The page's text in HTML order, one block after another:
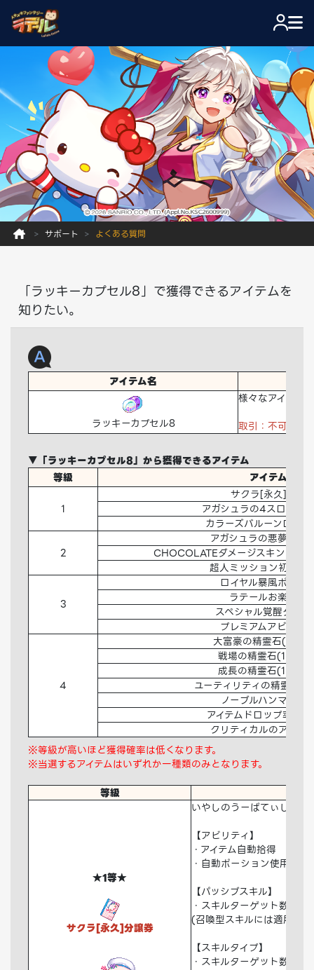
サポート よくある質問
「ラッキーカプセル8」で獲得できるアイテムを
知りたい。
アイテム名
ラッキーカプセル8
様々なアイテム
取引：不可 破棄
▼「ラッキーカプセル8」から獲得できるアイテム
等級
アイテム名
1
サクラ[永久]分譲
アガシュラの4スロット
カラーズバルーンロデ
2
アガシュラの悪夢のジ
CHOCOLATEダメージスキンデコ
超人ミッション初期化
3
ロイヤル暴風ポーシ
ラテールお楽しみ
スペシャル覚醒タブ
プレミアムアビオコ
4
大富豪の精霊石(1日)
戦場の精霊石(1日)交
成長の精霊石(1日)交
ユーティリティの精霊石(1
ノーブルハンマー交
アイテムドロップ率
クリティカルのアロマ
※等級が高いほど獲得確率は低くなります。
※当選するアイテムはいずれか一種類のみとなります。
等級
★1等★
サクラ[永久]分譲券
いやしのうーぱてぃしぇ！
【アビリティ】
・アイテム自動拾得
・自動ポーション使用
【パッシブスキル】
・スキルターゲット数+1
(召喚型スキルには適用さ
【スキルタイプ】
・スキルターゲット数A